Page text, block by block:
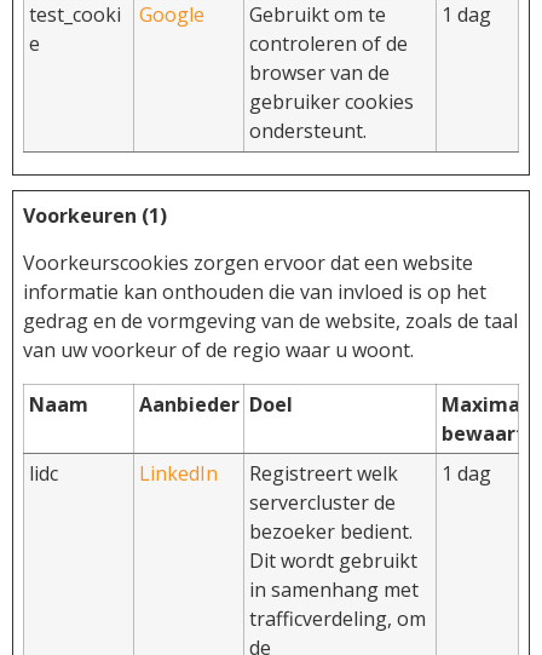
test_cooki
e
Google
Gebruikt om te
controleren of de
browser van de
gebruiker cookies
ondersteunt.
1 dag
Voorkeuren (1)
Voorkeurscookies zorgen ervoor dat een website
informatie kan onthouden die van invloed is op het
gedrag en de vormgeving van de website, zoals de taal
van uw voorkeur of de regio waar u woont.
Naam Aanbieder Doel
Maximale
lidc
LinkedIn
Registreert welk
servercluster de
bezoeker bedient.
Dit wordt gebruikt
in samenhang met
trafficverdeling, om
de
1 dag